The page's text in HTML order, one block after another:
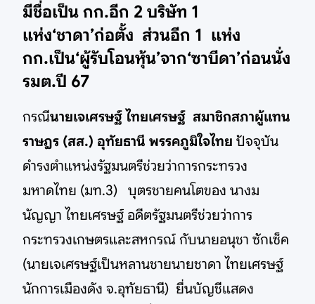
มีชื่อเป็น กก.อีก 2 บริษัท 1
แห่ง‘ชาดา’ก่อตั้ง ส่วนอีก 1 แห่ง
กก.เป็น‘ผู้รับโอนหุ้น’จาก‘ซาบีดา’ก่อนนั่ง
รมต.ปี 67
กรณีนายเจเศรษฐ์ ไทยเศรษฐ์ สมาชิกสภาผู้แทน
ราษฎร (สส.) อุทัยธานี พรรคภูมิใจไทย ปัจจุบัน
ดำรงตำแหน่งรัฐมนตรีช่วยว่าการกระทรวง
มหาดไทย (มท.3) บุตรชายคนโตของ นางม
นัญญา ไทยเศรษฐ์ อดีตรัฐมนตรีช่วยว่าการ
กระทรวงเกษตรและสหกรณ์ กับนายอนุชา ซักเซ็ค
(นายเจเศรษฐ์เป็นหลานชายนายชาดา ไทยเศรษฐ์
นักการเมืองดัง จ.อุทัยธานี) ยื่นบัญชีแสดง